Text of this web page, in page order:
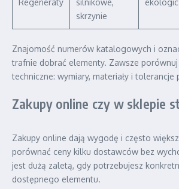
skrzynie
Znajomość numerów katalogowych i
trafnie dobrać elementy. Zawsze porównuj
techniczne: wymiary, materiały i tolerancje
Zakupy online czy w sklepie
Zakupy online dają wygodę i często
porównać ceny kilku dostawców bez
jest dużą zaletą, gdy potrzebujesz
dostępnego elementu.